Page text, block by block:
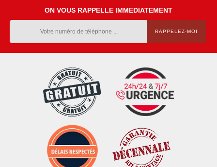
ON VOUS RAPPELLE IMMEDIATEMENT